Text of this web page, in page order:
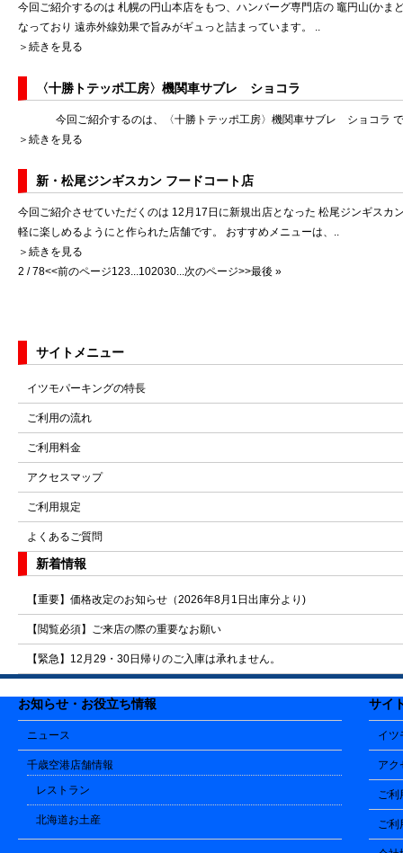
今回ご紹介するのは 札幌の円山本店をもつ、ハンバーグ専門店の 竈円山(か
なっており 遠赤外線効果で旨みがギュっと詰まっています。 ..
＞続きを見る
〈十勝トテッポ工房〉機関車サブレ ショコラ
今回ご紹介するのは、〈十勝トテッポ工房〉機関車サブレ ショコラ で
＞続きを見る
新・松尾ジンギスカン フードコート店
今回ご紹介させていただくのは 12月17日に新規出店となった 松尾ジンギス
軽に楽しめるようにと作られた店舗です。 おすすめメニューは、..
＞続きを見る
2 / 78<<前のページ123...102030...次のページ>>最後 »
サイトメニュー
イツモパーキングの特長
ご利用の流れ
ご利用料金
アクセスマップ
ご利用規定
よくあるご質問
新着情報
【重要】価格改定のお知らせ（2026年8月1日出庫分より)
【閲覧必須】ご来店の際の重要なお願い
【緊急】12月29・30日帰りのご入庫は承れません。
お知らせ・お役立ち情報
ニュース
千歳空港店舗情報
レストラン
北海道お土産
サイ
イツ
アク
ご利
ご利